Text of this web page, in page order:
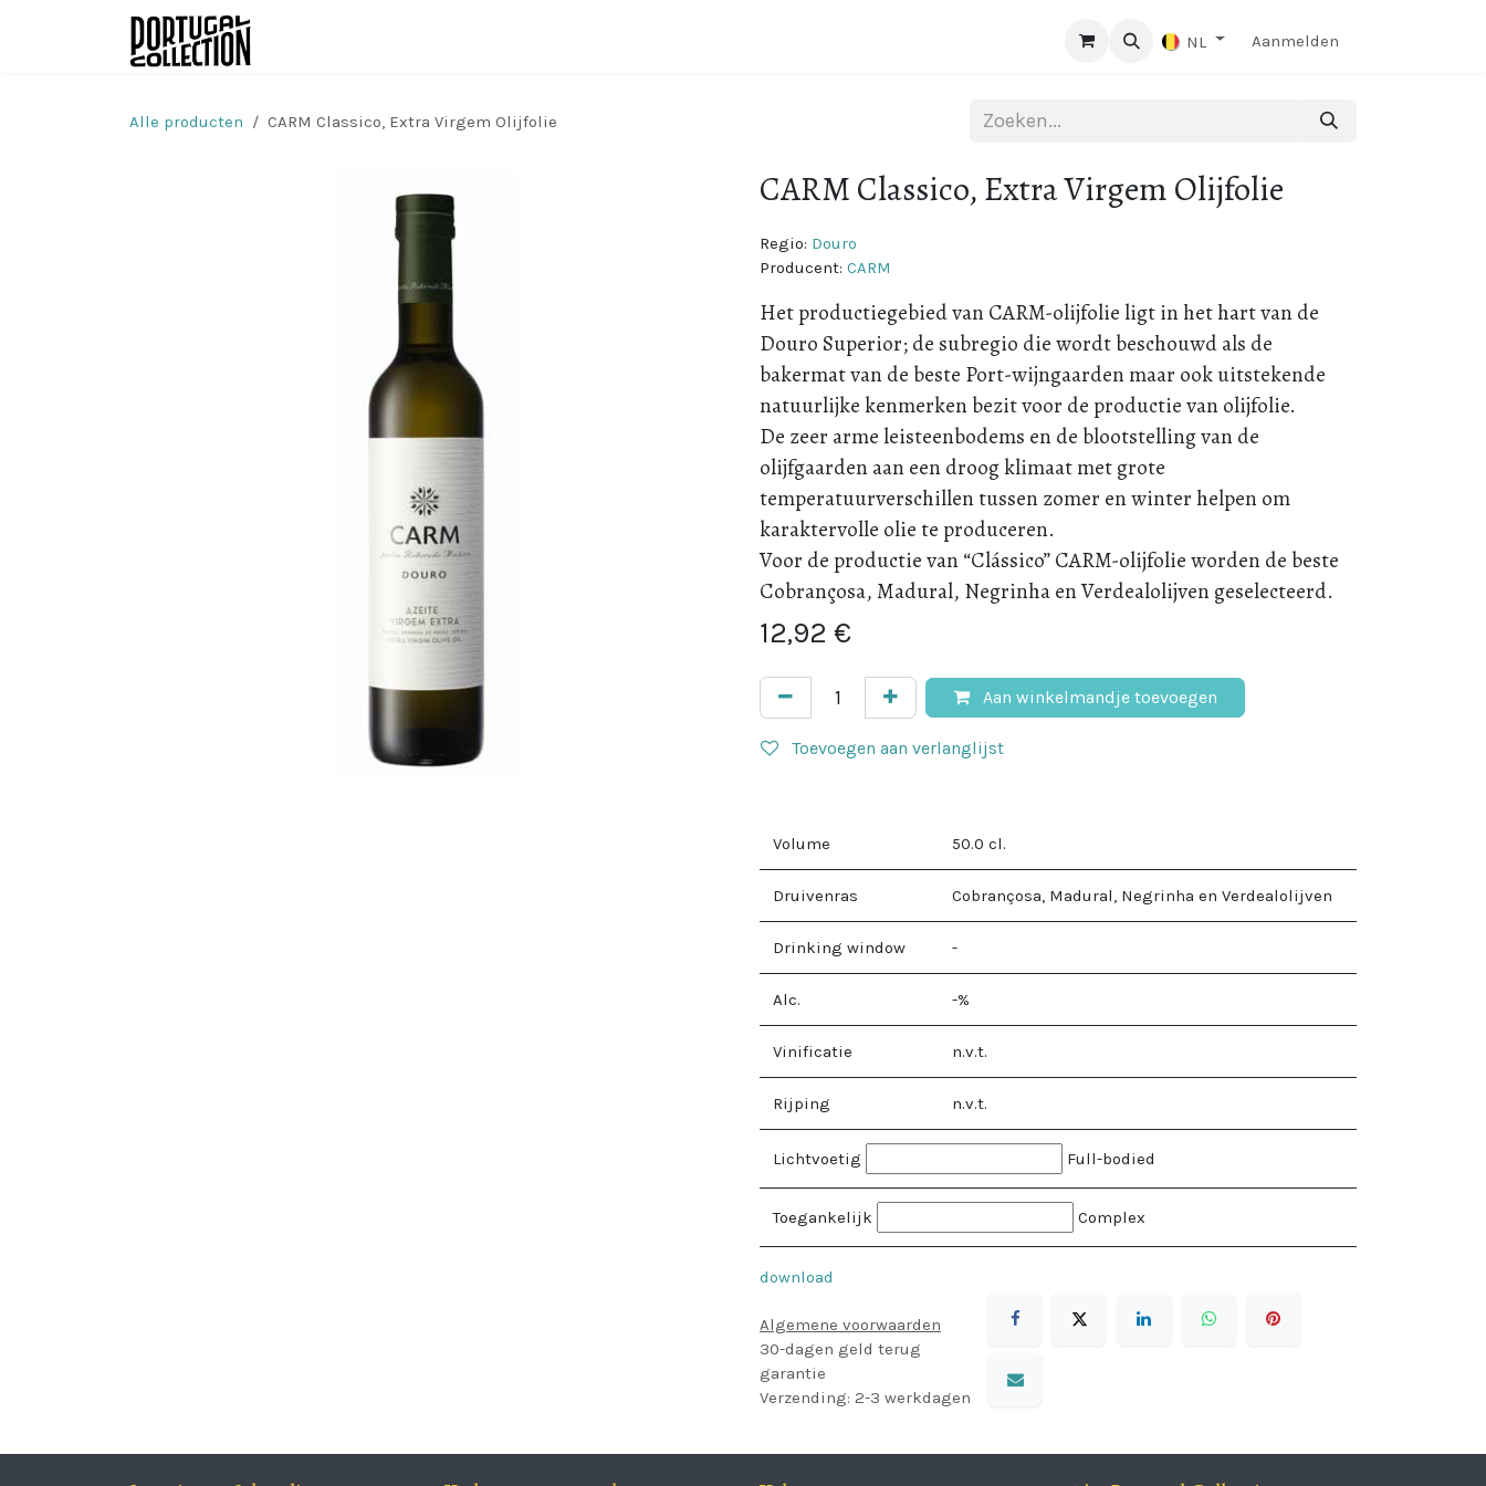
Overslaan naar inhoud
NL Aanmelden
Alle producten CARM Classico, Extra Virgem Olijfolie
CARM Classico, Extra Virgem Olijfolie
Regio: Douro
Producent: CARM
Het productiegebied van CARM-olijfolie ligt in het hart van de
Douro Superior; de subregio die wordt beschouwd als de
bakermat van de beste Port-wijngaarden maar ook uitstekende
natuurlijke kenmerken bezit voor de productie van olijfolie.
De zeer arme leisteenbodems en de blootstelling van de
olijfgaarden aan een droog klimaat met grote
temperatuurverschillen tussen zomer en winter helpen om
karaktervolle olie te produceren.
Voor de productie van “Clássico” CARM-olijfolie worden de beste
Cobrançosa, Madural, Negrinha en Verdealolijven geselecteerd.
12,92 €
Aan winkelmandje toevoegen
Toevoegen aan verlanglijst
Volume 50.0 cl.
Druivenras Cobrançosa, Madural, Negrinha en Verdealolijven
Drinking window -
Alc. -%
Vinificatie n.v.t.
Rijping n.v.t.
Lichtvoetig Full-bodied
Toegankelijk Complex
download
Algemene voorwaarden
30-dagen geld terug
garantie
Verzending: 2-3 werkdagen